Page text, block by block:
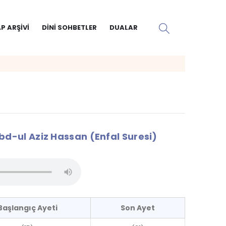
ARŞIVI DINI SOHBETLER DUALAR
ul Aziz Hassan (Enfal Suresi)
Ayeti Son Ayet